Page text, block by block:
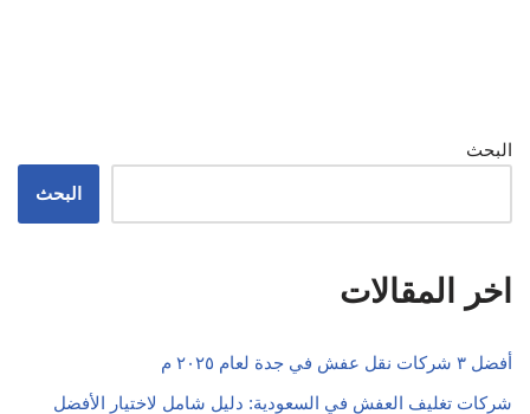
البحث
البحث
اخر المقالات
أفضل ٣ شركات نقل عفش في جدة لعام ٢٠٢٥ م
شركات تغليف العفش في السعودية: دليل شامل لاختيار الأفضل